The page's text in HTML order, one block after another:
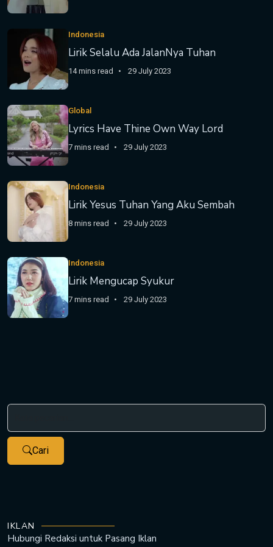
Indonesia
Lirik Selalu Ada JalanNya Tuhan
14 mins read 29 July 2023
Global
Lyrics Have Thine Own Way Lord
7 mins read 29 July 2023
Indonesia
Lirik Yesus Tuhan Yang Aku Sembah
8 mins read 29 July 2023
Indonesia
Lirik Mengucap Syukur
7 mins read 29 July 2023
Cari
IKLAN
Hubungi Redaksi untuk Pasang Iklan